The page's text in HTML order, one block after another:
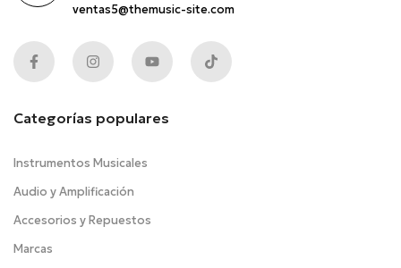
ventas5@themusic-site.com
Categorías populares
Instrumentos Musicales
Audio y Amplificación
Accesorios y Repuestos
Marcas